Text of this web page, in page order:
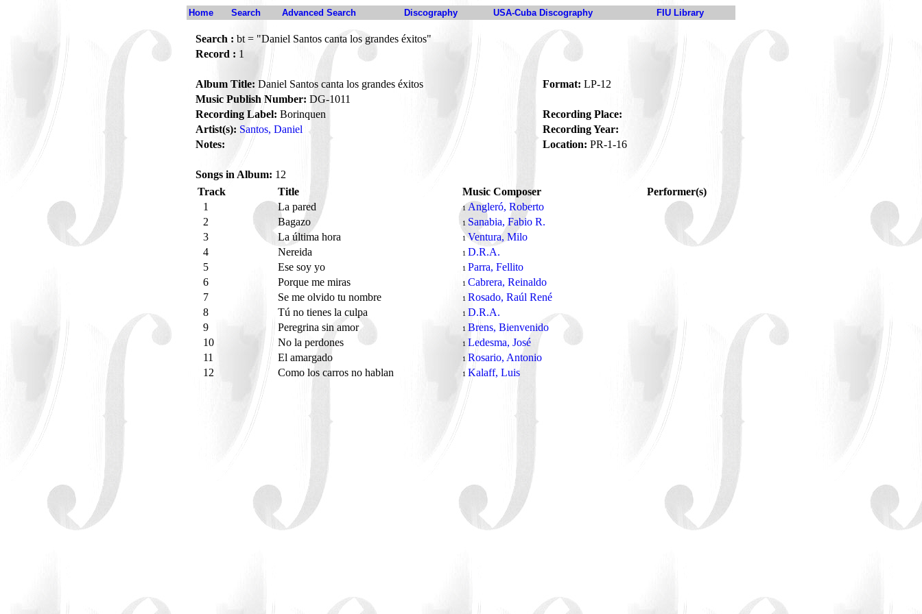
Home Search Advanced Search Discography USA-Cuba Discography FIU Library
Search : bt = "Daniel Santos canta los grandes éxitos"
Record : 1
Album Title: Daniel Santos canta los grandes éxitos Format: LP-12
Music Publish Number: DG-1011
Recording Label: Borinquen
Recording Place:
Artist(s): Santos, Daniel
Recording Year:
Notes:
Location: PR-1-16
Songs in Album: 12
Track
Title Music Composer
Performer(s)
1
La pared 1 Angleró, Roberto
2
Bagazo 1 Sanabia, Fabio R.
3
La última hora 1Ventura, Milo
4
Nereida 1 D.R.A.
5
Ese soy yo 1 Parra, Fellito
6
Porque me miras 1 Cabrera, Reinaldo
7
Se me olvido tu nombre 1 Rosado, Raúl René
8
Tú no tienes la culpa 1 D.R.A.
9
Peregrina sin amor 1 Brens, Bienvenido
10
No la perdones 1 Ledesma, José
11
El amargado 1 Rosario, Antonio
12
Como los carros no hablan 1 Kalaff, Luis